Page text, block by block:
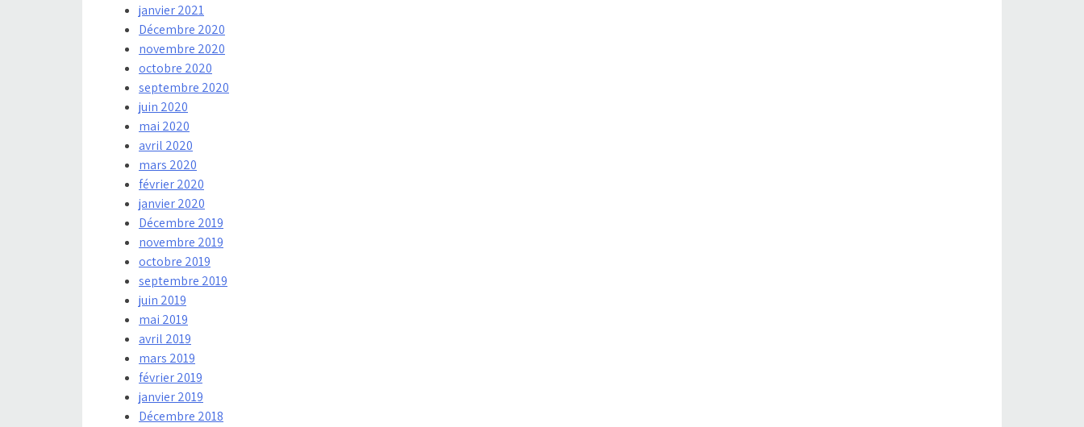
janvier 2021
Décembre 2020
novembre 2020
octobre 2020
septembre 2020
juin 2020
mai 2020
avril 2020
mars 2020
février 2020
janvier 2020
Décembre 2019
novembre 2019
octobre 2019
septembre 2019
juin 2019
mai 2019
avril 2019
mars 2019
février 2019
janvier 2019
Décembre 2018